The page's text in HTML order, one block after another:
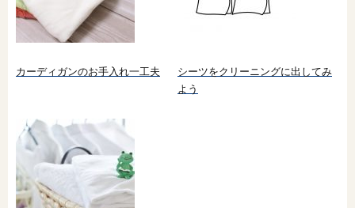
カーディガンのお手入れ一工夫
シーツをクリーニングに出してみ
よう